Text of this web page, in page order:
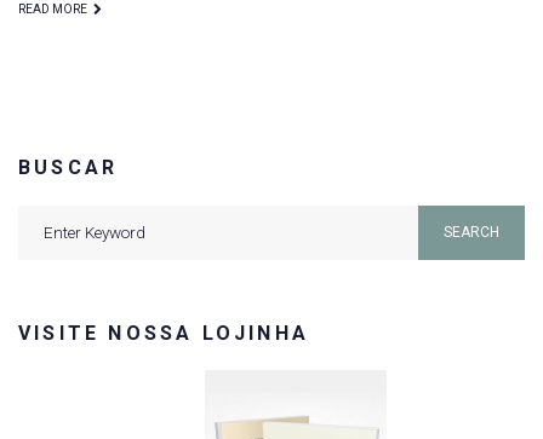
READ MORE
BUSCAR
SEARCH
VISITE NOSSA LOJINHA